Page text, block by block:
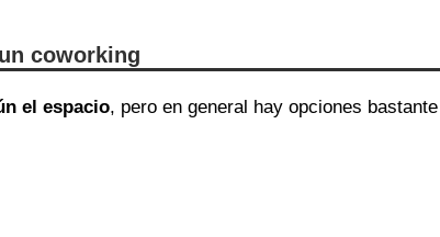
coworking
el espacio, pero en general hay opciones bastante